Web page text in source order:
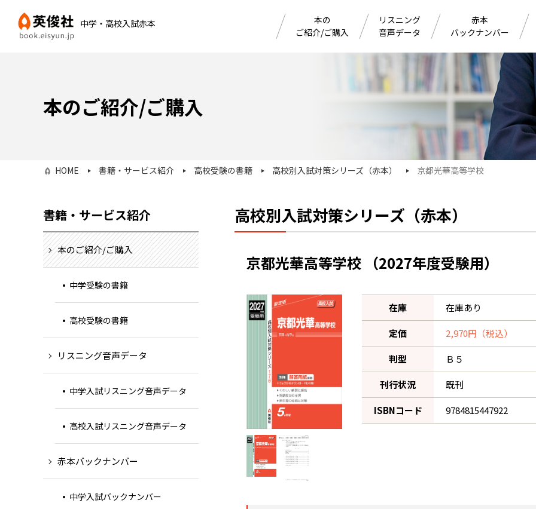
中学・高校入試赤本
本の
ご紹介/ご購入
リスニング
音声データ
赤本
バックナンバー
本のご紹介/ご購入
HOME 書籍・サービス紹介 高校受験の書籍 高校別入試対策シリーズ（赤本） 京都光華高等学校
高校別入試対策シリーズ（赤本）
京都光華高等学校 （2027年度受験用）
在庫 在庫あり
定価 2,970円（税込）
判型 Ｂ５
刊行状況 既刊
ISBNコード 9784815447922
書籍・サービス紹介
本のご紹介/ご購入
中学受験の書籍
高校受験の書籍
リスニング音声データ
中学入試リスニング音声データ
高校入試リスニング音声データ
赤本バックナンバー
中学入試バックナンバー